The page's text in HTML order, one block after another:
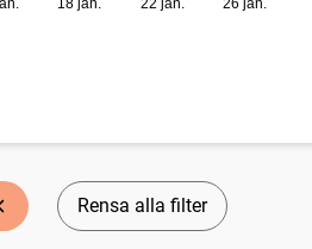
Rensa alla filter